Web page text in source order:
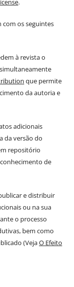
.
os seguintes
à revista o
que permite
da autoria e
adicionais
da versão do
repositório
de
e distribuir
ou na sua
o processo
bem como
(VejaO Efeito